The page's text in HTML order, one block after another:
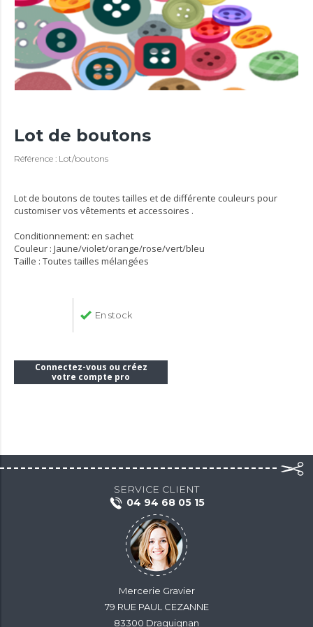
Lot de boutons
Référence : Lot/boutons
Lot de boutons de toutes tailles et de différente couleurs pour
customiser vos vêtements et accessoires .
Conditionnement: en sachet
Couleur : Jaune/violet/orange/rose/vert/bleu
Taille : Toutes tailles mélangées
En stock
Connectez-vous ou créez
votre compte pro
SERVICE CLIENT
04 94 68 05 15
Mercerie Gravier
79 RUE PAUL CEZANNE
83300 Draguignan